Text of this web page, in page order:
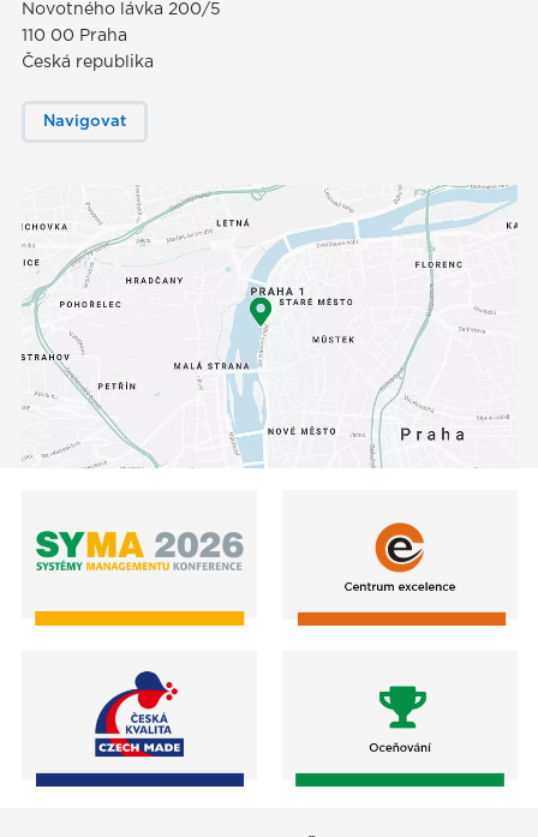
Novotného lávka 200/5
110 00 Praha
Česká republika
Navigovat